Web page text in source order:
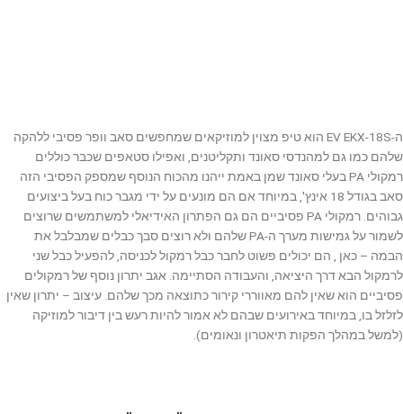
ה-EV EKX-18S הוא טיפ מצוין למוזיקאים שמחפשים סאב וופר פסיבי ללהקה
שלהם כמו גם למהנדסי סאונד ותקליטנים, ואפילו סטאפים שכבר כוללים
רמקולי PA בעלי סאונד שמן באמת ייהנו מהכוח הנוסף שמספק הפסיבי הזה
סאב בגודל 18 אינץ', במיוחד אם הם מונעים על ידי מגבר כוח בעל ביצועים
גבוהים. רמקולי PA פסיביים הם גם הפתרון האידיאלי למשתמשים שרוצים
לשמור על גמישות מערך ה-PA שלהם ולא רוצים סבך כבלים שמבלבל את
הבמה – כאן , הם יכולים פשוט לחבר כבל רמקול לכניסה, להפעיל כבל שני
לרמקול הבא דרך היציאה, והעבודה הסתיימה. אגב יתרון נוסף של רמקולים
פסיביים הוא שאין להם מאווררי קירור כתוצאה מכך שלהם. עיצוב – יתרון שאין
לזלזל בו, במיוחד באירועים שבהם לא אמור להיות רעש בין דיבור למוזיקה
(למשל במהלך הפקות תיאטרון ונאומים).